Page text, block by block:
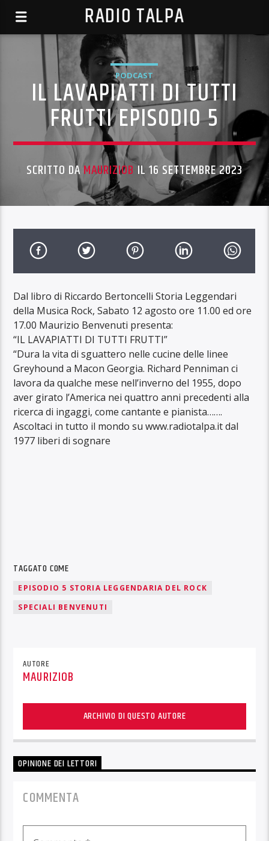
RADIO TALPA
PODCAST
IL LAVAPIATTI DI TUTTI
FRUTTI EPISODIO 5
SCRITTO DA MAURIZIOB IL 16 SETTEMBRE 2023
Dal libro di Riccardo Bertoncelli Storia Leggendari
della Musica Rock, Sabato 12 agosto ore 11.00 ed ore
17.00 Maurizio Benvenuti presenta:
“IL LAVAPIATTI DI TUTTI FRUTTI”
“Dura la vita di sguattero nelle cucine delle linee
Greyhound a Macon Georgia. Richard Penniman ci
lavora da qualche mese nell’inverno del 1955, dopo
aver girato l’America nei quattro anni precedenti alla
ricerca di ingaggi, come cantante e pianista…….
Ascoltaci in tutto il mondo su www.radiotalpa.it dal
1977 liberi di sognare
TAGGATO COME
EPISODIO 5 STORIA LEGGENDARIA DEL ROCK
SPECIALI BENVENUTI
AUTORE
MAURIZIOB
ARCHIVIO DI QUESTO AUTORE
OPINIONE DEI LETTORI
COMMENTA